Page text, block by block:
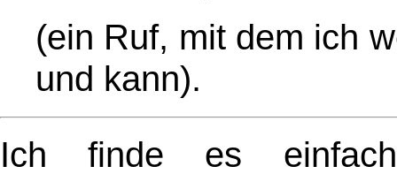
(ein Ruf, mit dem ich
und kann).
Ich finde es